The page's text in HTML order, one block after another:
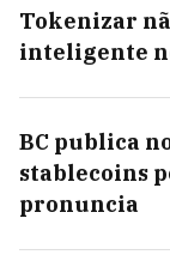
Tokenizar
inteligente
BC publica
stablecoins
pronuncia